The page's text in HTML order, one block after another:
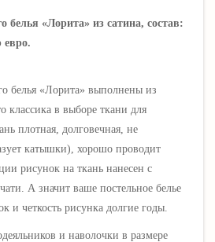
белья «Лорита» из сатина, состав:
евро.
белья «Лорита» выполнены из
классика в выборе ткани для
плотная, долговечная, не
катышки), хорошо проводит
рисунок на ткань нанесен с
А значит ваше постельное белье
и четкость рисунка долгие годы.
и наволочки в размере